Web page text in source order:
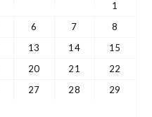
1
6 7
8
13 14
15
20 21
22
27 28
29